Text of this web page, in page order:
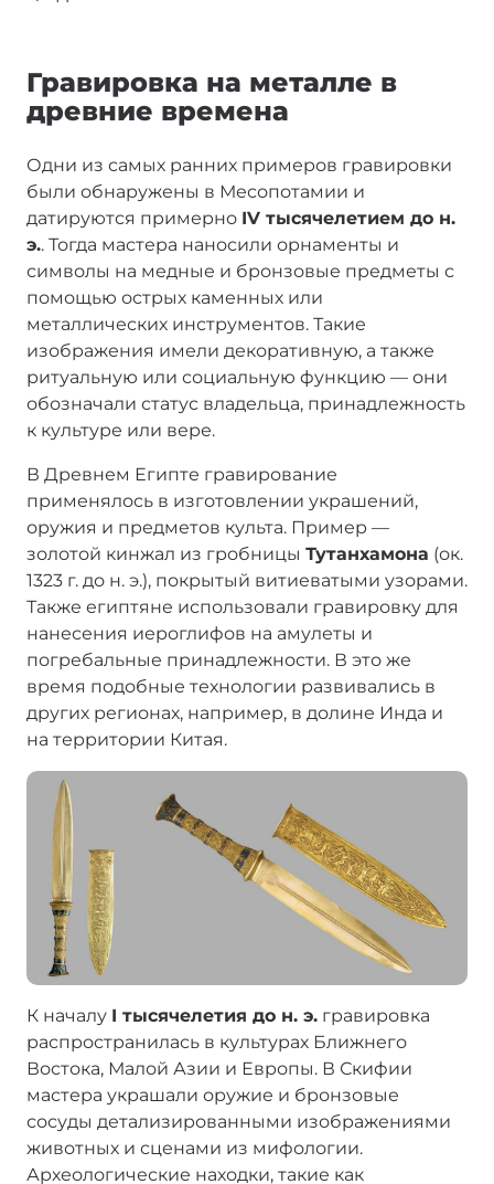
Гравировка на металле в
древние времена
Одни из самых ранних примеров гравировки
были обнаружены в Месопотамии и
датируются примерно IV тысячелетием до н.
э.. Тогда мастера наносили орнаменты и
символы на медные и бронзовые предметы с
помощью острых каменных или
металлических инструментов. Такие
изображения имели декоративную, а также
ритуальную или социальную функцию — они
обозначали статус владельца, принадлежность
к культуре или вере.
В Древнем Египте гравирование
применялось в изготовлении украшений,
оружия и предметов культа. Пример —
золотой кинжал из гробницы Тутанхамона (ок.
1323 г. до н. э.), покрытый витиеватыми узорами.
Также египтяне использовали гравировку для
нанесения иероглифов на амулеты и
погребальные принадлежности. В это же
время подобные технологии развивались в
других регионах, например, в долине Инда и
на территории Китая.
К началу I тысячелетия до н. э. гравировка
распространилась в культурах Ближнего
Востока, Малой Азии и Европы. В Скифии
мастера украшали оружие и бронзовые
сосуды детализированными изображениями
животных и сценами из мифологии.
Археологические находки, такие как